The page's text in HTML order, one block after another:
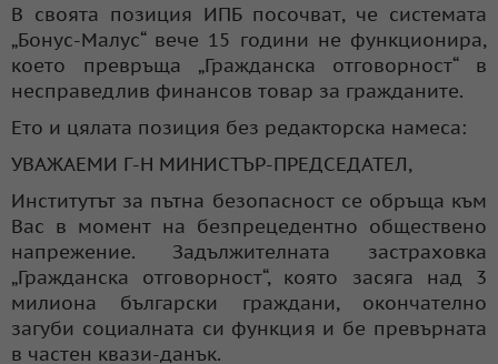
В своята позиция ИПБ посочват, че системата
„Бонус-Малус“ вече 15 години не функционира,
което превръща „Гражданска отговорност“ в
несправедлив финансов товар за гражданите.
Ето и цялата позиция без редакторска намеса:
УВАЖАЕМИ Г-Н МИНИСТЪР-ПРЕДСЕДАТЕЛ,
Институтът за пътна безопасност се обръща към
Вас в момент на безпрецедентно обществено
напрежение. Задължителната застраховка
„Гражданска отговорност“, която засяга над 3
милиона български граждани, окончателно
загуби социалната си функция и бе превърната
в частен квази-данък.